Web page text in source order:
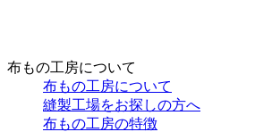
布もの工房について
布もの工房について
縫製工場をお探しの方へ
布もの工房の特徴